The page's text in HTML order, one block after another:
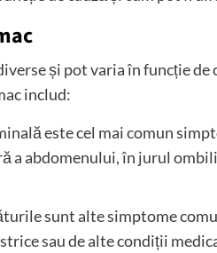
și pot varia în funcție de
includ:
este cel mai comun
a abdomenului, în jurul
sunt alte simptome
sau de alte condiții